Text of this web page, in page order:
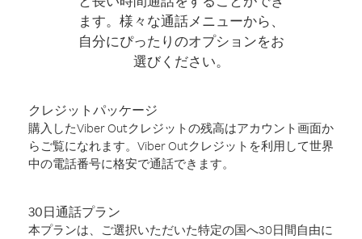
ます。様々な通話メニューから、
自分にぴったりのオプションをお
選びください。
クレジットパッケージ
購入したViber Outクレジットの残高はアカウント画面か
らご覧になれます。Viber Outクレジットを利用して世界
中の電話番号に格安で通話できます。
30日通話プラン
本プランは、ご選択いただいた特定の国へ30日間自由に